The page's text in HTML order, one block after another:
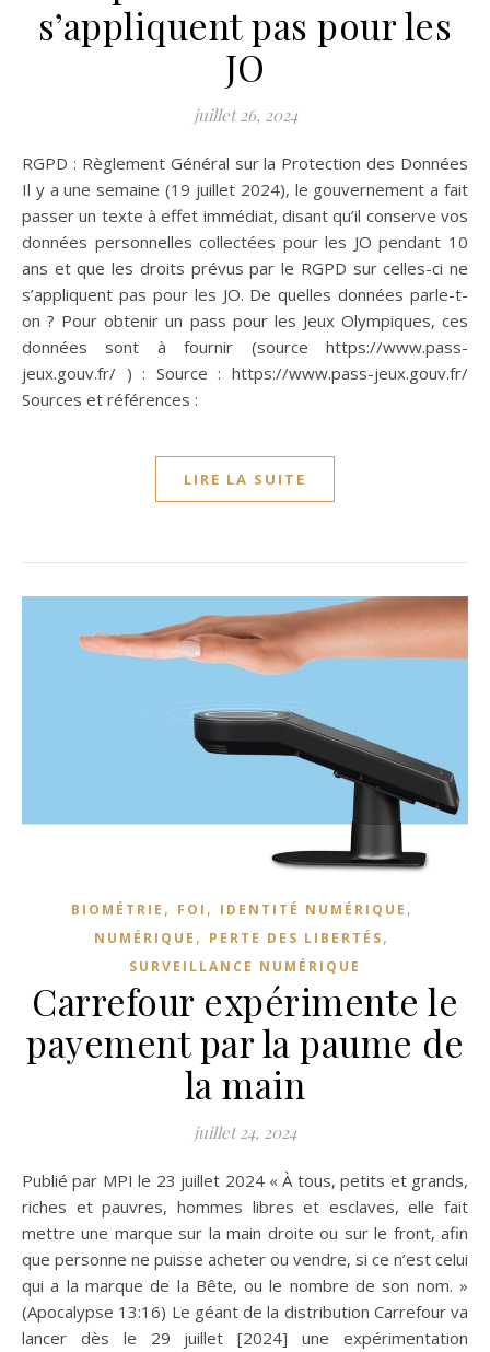
s’appliquent pas pour les
JO
juillet 26, 2024
RGPD : Règlement Général sur la Protection des Données
Il y a une semaine (19 juillet 2024), le gouvernement a fait
passer un texte à effet immédiat, disant qu’il conserve vos
données personnelles collectées pour les JO pendant 10
ans et que les droits prévus par le RGPD sur celles-ci ne
s’appliquent pas pour les JO. De quelles données parle-t-
on ? Pour obtenir un pass pour les Jeux Olympiques, ces
données sont à fournir (source https://www.pass-
jeux.gouv.fr/ ) : Source : https://www.pass-jeux.gouv.fr/
Sources et références :
LIRE LA SUITE
BIOMÉTRIE , FOI , IDENTITÉ NUMÉRIQUE ,
NUMÉRIQUE , PERTE DES LIBERTÉS,
SURVEILLANCE NUMÉRIQUE
Carrefour expérimente le
payement par la paume de
la main
juillet 24, 2024
Publié par MPI le 23 juillet 2024 « À tous, petits et grands,
riches et pauvres, hommes libres et esclaves, elle fait
mettre une marque sur la main droite ou sur le front, afin
que personne ne puisse acheter ou vendre, si ce n’est celui
qui a la marque de la Bête, ou le nombre de son nom. »
(Apocalypse 13:16) Le géant de la distribution Carrefour va
lancer dès le 29 juillet [2024] une expérimentation